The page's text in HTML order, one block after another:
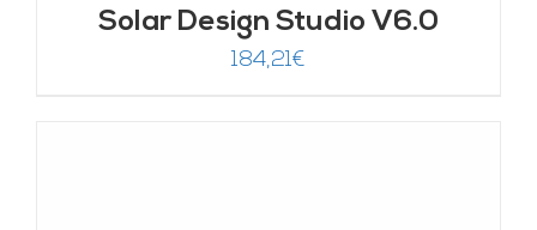
Solar Design Studio V6.0
184,21€